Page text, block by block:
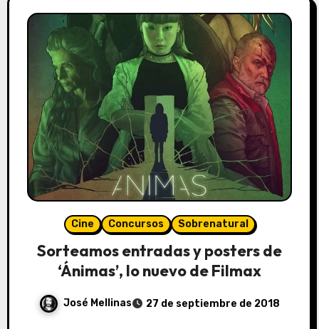
Cine Concursos Sobrenatural
Sorteamos entradas y posters de
‘Ánimas’, lo nuevo de Filmax
José Mellinas 27 de septiembre de 2018